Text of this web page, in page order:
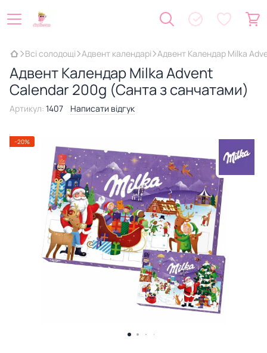
Всі солодощі Адвент календарі Адвент Календар Milka
Адвент Календар Milka Advent
Calendar 200g (Санта з санчатами)
Артикул: 1407 Написати відгук
−20%